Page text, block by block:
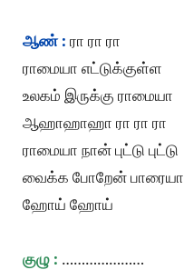
ஆண் : ரா ரா ரா
ராமையா எட்டுக்குள்ள
உலகம் இருக்கு ராமையா
ஆஹாஹாஹா ரா ரா ரா
ராமையா நான் புட்டு புட்டு
வைக்க போறேன் பாரையா
ஹோய் ஹோய்
குழு : …………………